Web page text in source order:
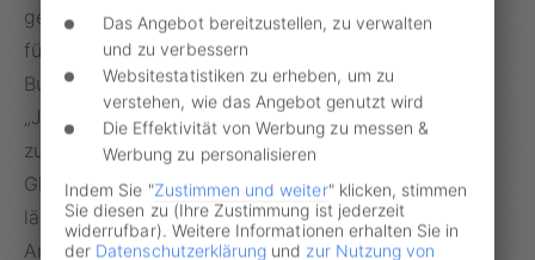
gefordert: Länder und Kommunen sollten die Kosten
für Anwohnerparkausweise erhöhen“. DUH-
Bundesgeschäftsführer Jürgen Resch sagt dazu:
„Jedes Jahr steigt die Zahl der in Deutschland
zugelassenen Autos um eine halbe Million an.
Gleichzeitig werden die zugelassenen Autos immer
länger, breiter und schwerer. Trotzdem dürfen
Anwohnerinnen und Anwohner in den meisten
Das Angebot bereitzustellen, zu verwalten
und zu verbessern
Websitestatistiken zu erheben, um zu
verstehen, wie das Angebot genutzt wird
Die Effektivität von Werbung zu messen &
Werbung zu personalisieren
Indem Sie "Zustimmen und weiter" klicken, stimmen
Sie diesen zu (Ihre Zustimmung ist jederzeit
widerrufbar). Weitere Informationen erhalten Sie in
der Datenschutzerklärung und zur Nutzung von